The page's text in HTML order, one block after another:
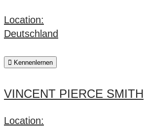
Location:
Deutschland
Kennenlernen
VINCENT PIERCE SMITH
Location: